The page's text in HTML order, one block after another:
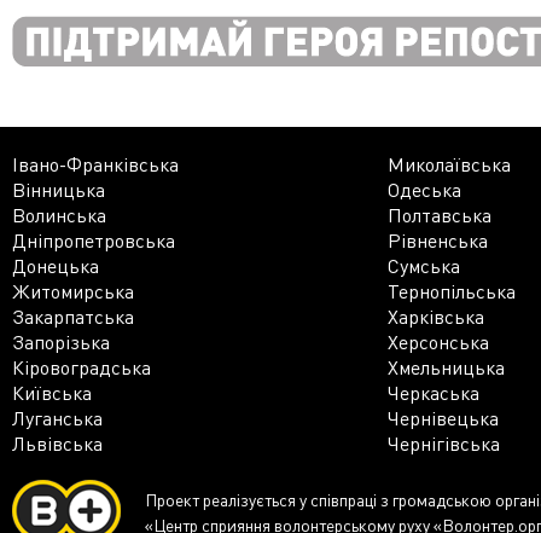
Івано-Франківська
Миколаївська
Вінницька
Одеська
Волинська
Полтавська
Дніпропетровська
Рівненська
Донецька
Сумська
Житомирська
Тернопільська
Закарпатська
Харківська
Запорізька
Херсонська
Кіровоградська
Хмельницька
Київська
Черкаська
Луганська
Чернівецька
Львівська
Чернігівська
Проект реалізується у співпраці з громадською
«Центр сприяння волонтерському руху